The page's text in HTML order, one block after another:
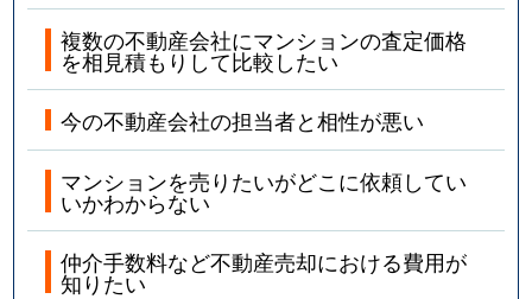
複数の不動産会社にマンションの査定価格
を相見積もりして比較したい
今の不動産会社の担当者と相性が悪い
マンションを売りたいがどこに依頼してい
いかわからない
仲介手数料など不動産売却における費用が
知りたい